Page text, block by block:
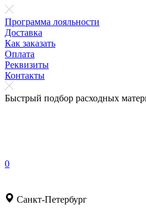
Программа лояльности
Доставка
Как заказать
Оплата
Реквизиты
Контакты
Быстрый подбор расходных
0
Санкт-Петербург